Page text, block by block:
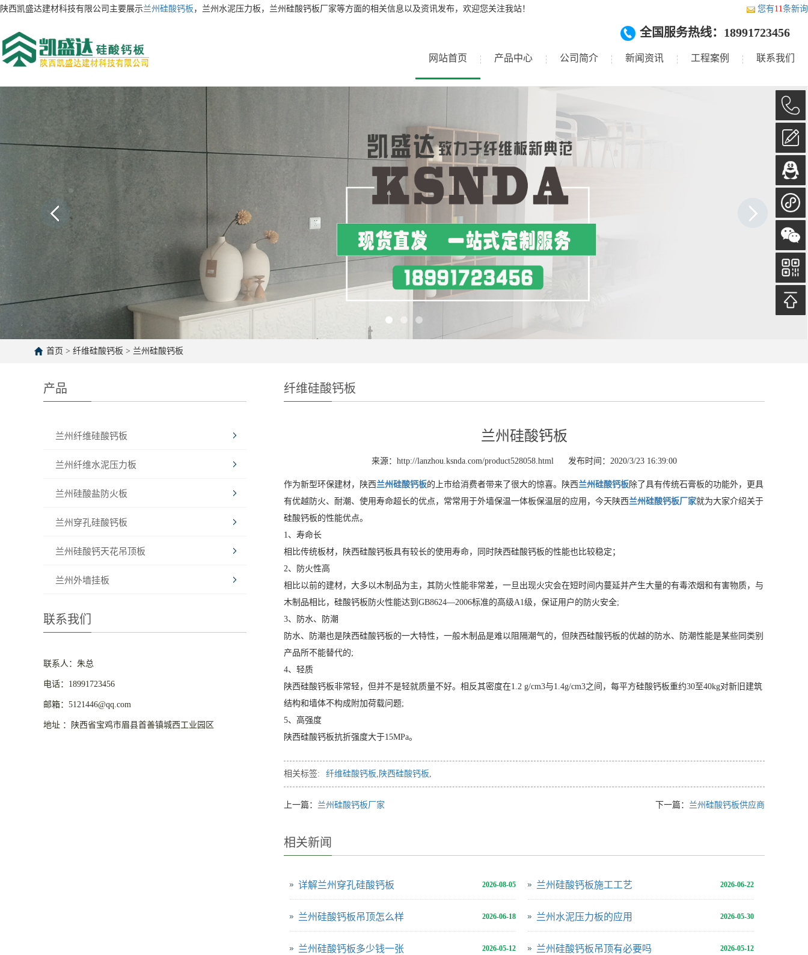
陕西凯盛达建材科技有限公司主要展示兰州硅酸钙板 ，兰州水泥压力板，兰州硅酸钙板厂家等方面的相关信息以及资讯发布，欢迎您关注我站！ 您有11条新
网站首页 产品中心 公司简介 新闻资讯 工程案例 联系我们
全国服务热线：18991723456
首页 > 纤维硅酸钙板 > 兰州硅酸钙板
产品
兰州纤维硅酸钙板
兰州纤维水泥压力板
兰州硅酸盐防火板
兰州穿孔硅酸钙板
兰州硅酸钙天花吊顶板
兰州外墙挂板
联系我们
联系人：朱总
电话：18991723456
邮箱：5121446@qq.com
地址 ：陕西省宝鸡市眉县首善镇城西工业园区
纤维硅酸钙板
兰州硅酸钙板
来源：http://lanzhou.ksnda.com/product528058.html 发布时间：2020/3/23 16:39:00
作为新型环保建材，陕西兰州硅酸钙板的上市给消费者带来了很大的惊喜。陕西兰州硅酸钙板除了具有传统石膏板的功能外，更具
有优越防火、耐潮、使用寿命超长的优点，常常用于外墙保温一体板保温层的应用，今天陕西兰州硅酸钙板厂家就为大家介绍关于
硅酸钙板的性能优点。
1、寿命长
相比传统板材，陕西硅酸钙板具有较长的使用寿命，同时陕西硅酸钙板的性能也比较稳定；
2、防火性高
相比以前的建材，大多以木制品为主，其防火性能非常差，一旦出现火灾会在短时间内蔓延并产生大量的有毒浓烟和有害物质，与
木制品相比，硅酸钙板防火性能达到GB8624—2006标准的高级A1级，保证用户的防火安全;
3、防水、防潮
防水、防潮也是陕西硅酸钙板的一大特性，一般木制品是难以阻隔潮气的，但陕西硅酸钙板的优越的防水、防潮性能是某些同类别
产品所不能替代的;
4、轻质
陕西硅酸钙板非常轻，但并不是轻就质量不好。相反其密度在1.2 g/cm3与1.4g/cm3之间，每平方硅酸钙板重约30至40kg对新旧建筑
结构和墙体不构成附加荷载问题;
5、高强度
陕西硅酸钙板抗折强度大于15MPa。
相关标签: 纤维硅酸钙板, 陕西硅酸钙板,
上一篇： 兰州硅酸钙板厂家 下一篇： 兰州硅酸钙板供应商
相关新闻
2026-08-05
详解兰州穿孔硅酸钙板 2026-06-22
兰州硅酸钙板施工工艺
2026-06-18
兰州硅酸钙板吊顶怎么样 2026-05-30
兰州水泥压力板的应用
2026-05-12
兰州硅酸钙板多少钱一张 2026-05-12
兰州硅酸钙板吊顶有必要吗